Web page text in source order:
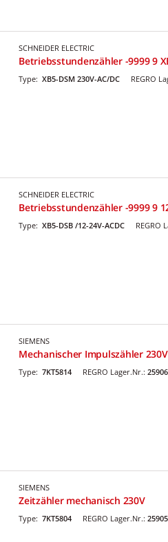
SCHNEIDER ELECTRIC
Betriebsstundenzähler -9999 9
REGRO
Type: XB5-DSM 230V-AC/DC
SCHNEIDER ELECTRIC
Betriebsstundenzähler -9999 9
REGRO
Type: XB5-DSB /12-24V-ACDC
SIEMENS
Mechanischer Impulszähler 230V
REGRO Lager.Nr.:
Type: 7KT5814
SIEMENS
Zeitzähler mechanisch 230V
REGRO Lager.Nr.:
Type: 7KT5804